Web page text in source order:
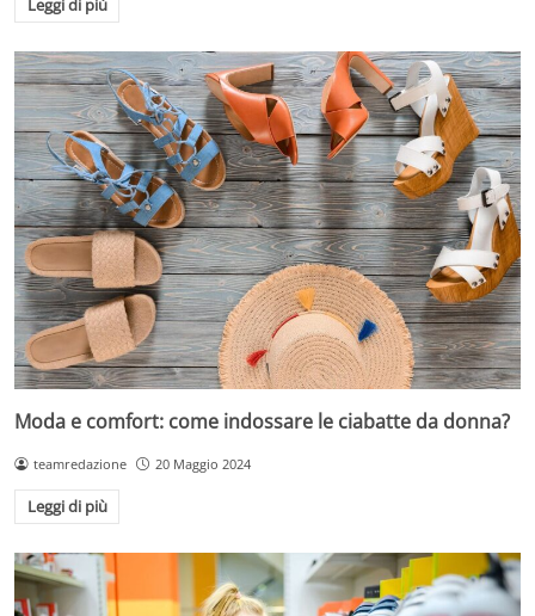
Leggi di più
Moda e comfort: come indossare le ciabatte da donna?
teamredazione 20 Maggio 2024
Leggi di più